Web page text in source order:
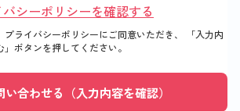
バシーポリシーを確認する
ライバシーポリシーにご同意いただき、
「入力内
ボタンを押してください。
い合わせる（入力内容を確認）